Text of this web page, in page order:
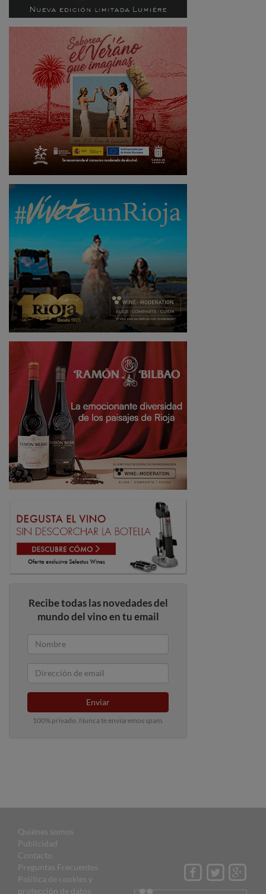
Recibe todas las novedades del
mundo del vino en tu email
Enviar
100% privado. Nunca te enviaremos spam.
Quiénes somos
Publicidad
Contacto
Preguntas Frecuentes
Política de cookies y
protección de datos